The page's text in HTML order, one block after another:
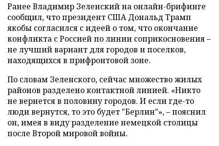
Ранее Владимир Зеленский на онлайн-брифинге
сообщил, что президент США Дональд Трамп
якобы согласился с идеей о том, что окончание
конфликта с Россией по линии соприкосновения –
не лучший вариант для городов и поселков,
находящихся в прифронтовой зоне.
По словам Зеленского, сейчас множество жилых
районов разделено контактной линией. «Никто
не вернется в половину городов. И если где-то
люди вернутся, то это будет "Берлин"», – пояснил
он, имея в виду разделение немецкой столицы
после Второй мировой войны.